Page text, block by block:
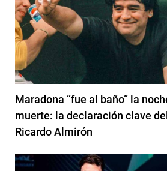
Maradona “fue al baño” la
muerte: la declaración clave
Ricardo Almirón